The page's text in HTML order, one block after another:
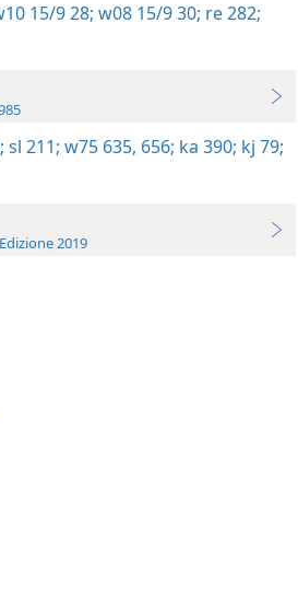
15/9 28; w08 15/9 30; re 282;
sl 211; w75 635, 656; ka 390; kj 79;
2019